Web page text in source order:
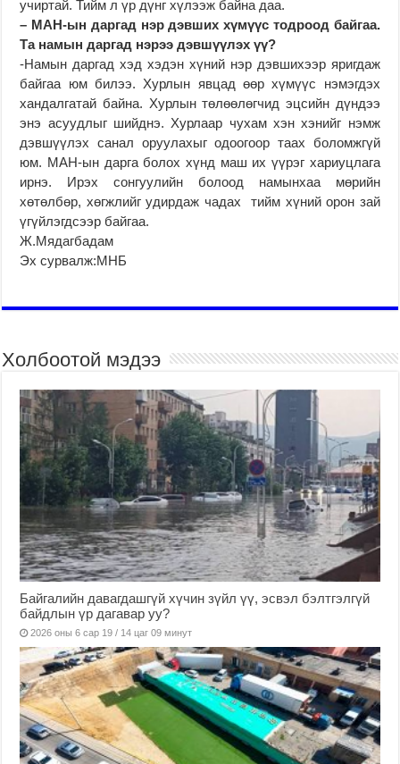
учиртай. Тийм л үр дүнг хүлээж байна даа.
– МАН-ын даргад нэр дэвших хүмүүс тодроод байгаа.
Танамын даргад нэрээ дэвшүүлэх үү?
-Намын даргад хэд хэдэн хүний нэр дэвшихээр яригдаж
байгаа юм билээ. Хурлын явцад өөр хүмүүс нэмэгдэх
хандалгатай байна. Хурлын төлөөлөгчид эцсийн дүндээ
энэ асуудлыг шийднэ. Хурлаар чухам хэн хэнийг нэмж
дэвшүүлэх санал оруулахыг одоогоор таах боломжгүй
юм. МАН-ын дарга болох хүнд маш их үүрэг хариуцлага
ирнэ. Ирэх сонгуулийн болоод намынхаа мөрийн
хөтөлбөр, хөгжлийг удирдаж чадах тийм хүний орон зай
үгүйлэгдсээр байгаа.
Ж.Мядагбадам
Эх сурвалж:МНБ
Холбоотой мэдээ
Байгалийн давагдашгүй хүчин зүйл үү, эсвэл бэлтгэлгүй
байдлын үр дагавар уу?
2026 оны 6 сар 19 / 14 цаг 09 минут